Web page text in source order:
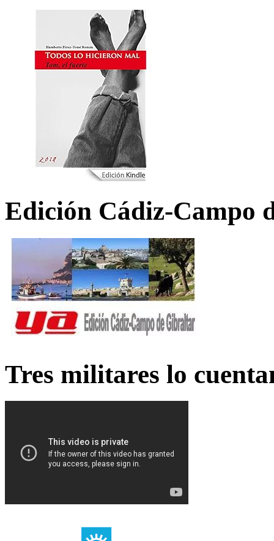
Edición Cádiz-Campo
Tres militares lo